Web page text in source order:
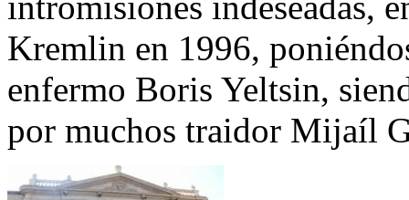
Kremlin en 1996,
enfermo Boris Yeltsin,
por muchos traidor Mijaíl